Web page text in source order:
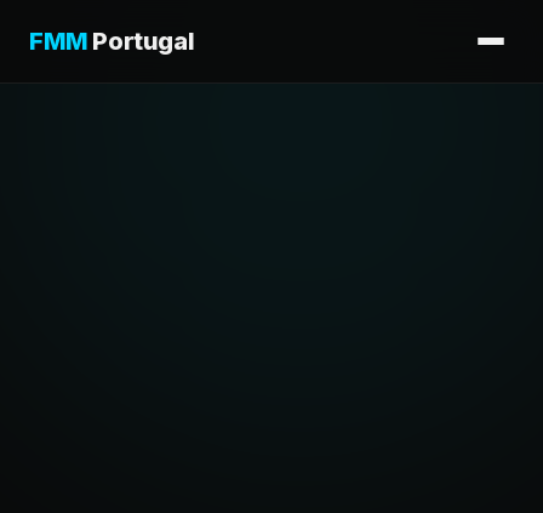
FMM Portugal